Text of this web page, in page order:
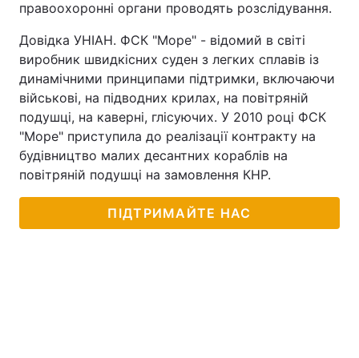
правоохоронні органи проводять розслідування.
Довідка УНІАН. ФСК "Море" - відомий в світі
виробник швидкісних суден з легких сплавів із
динамічними принципами підтримки, включаючи
військові, на підводних крилах, на повітряній
подушці, на каверні, глісуючих. У 2010 році ФСК
"Море" приступила до реалізації контракту на
будівництво малих десантних кораблів на
повітряній подушці на замовлення КНР.
ПІДТРИМАЙТЕ НАС